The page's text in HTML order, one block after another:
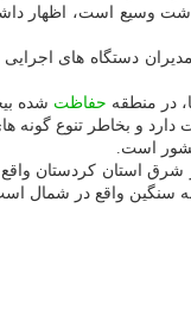
دشت وسیع است، اظهار
دستگاه های اجرایی
در منطقه حفاظت شده بیجار بیش از 20
است.
حدود 89 هزار نفر جمعیت
سنگین واقع در شمال